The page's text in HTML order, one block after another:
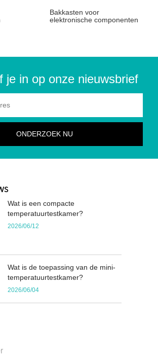
Bakkasten voor
elektronische componenten
je in op onze nieuwsbrief
Wat is een compacte
temperatuurtestkamer?
2026/06/12
Wat is de toepassing van de mini-
temperatuurtestkamer?
2026/06/04